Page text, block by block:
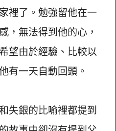
裡了。勉強留他在一
，無法得到他的心，
望由於經驗、比較以
有一天自動回頭。
失銀的比喻裡都提到